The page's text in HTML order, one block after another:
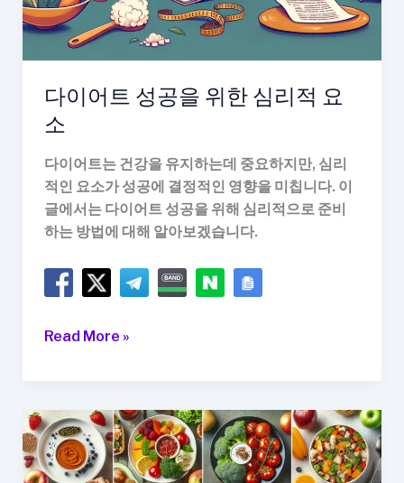
법
다이어트 성공을 위한 심리적 요
소
다이어트는 건강을 유지하는데 중요하지만, 심리
적인 요소가 성공에 결정적인 영향을 미칩니다. 이
글에서는 다이어트 성공을 위해 심리적으로 준비
하는 방법에 대해 알아보겠습니다.
다
성
공
을
Read More »